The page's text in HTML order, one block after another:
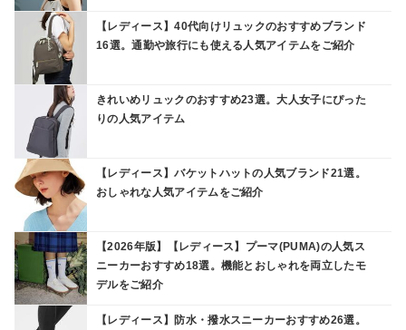
【レディース】40代向けリュックのおすすめブランド
16選。通勤や旅行にも使える人気アイテムをご紹介
きれいめリュックのおすすめ23選。大人女子にぴった
りの人気アイテム
【レディース】バケットハットの人気ブランド21選。
おしゃれな人気アイテムをご紹介
【2026年版】【レディース】プーマ(PUMA)の人気ス
ニーカーおすすめ18選。機能とおしゃれを両立したモ
デルをご紹介
【レディース】防水・撥水スニーカーおすすめ26選。